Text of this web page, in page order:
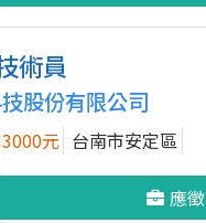
術員
股份有限公司
元 台南市安定區
應徵